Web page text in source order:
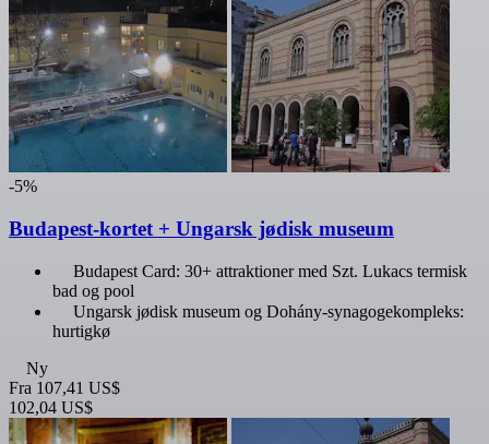
-5%
Budapest-kortet + Ungarsk jødisk museum
Budapest Card: 30+ attraktioner med Szt. Lukacs termisk
bad og pool
Ungarsk jødisk museum og Dohány-synagogekompleks:
hurtigkø
Ny
Fra 107,41 US$
102,04 US$